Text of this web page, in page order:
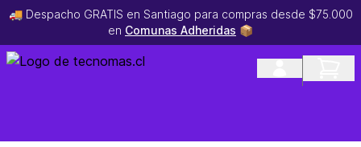
🚚 Despacho GRATIS en Santiago para compras desde $75.000
en Comunas Adheridas 📦